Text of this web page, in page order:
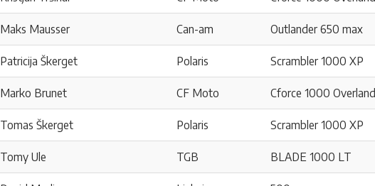
Maks Mausser Can-am Outlander 650 max
Patricija Škerget Polaris Scrambler 1000 XP
Marko Brunet CF Moto Cforce 1000 Overland
Tomas Škerget Polaris Scrambler 1000 XP
Tomy Ule TGB BLADE 1000 LT